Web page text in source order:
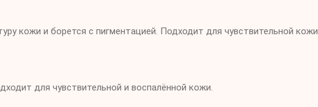
кожи и борется с пигментацией. Подходит для чувствительной кожи.
для чувствительной и воспалённой кожи.